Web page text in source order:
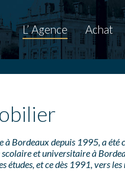
L’ Agence Achat
à Bordeaux depuis 1995, a été
et universitaire à
études, et ce dès 1991, vers